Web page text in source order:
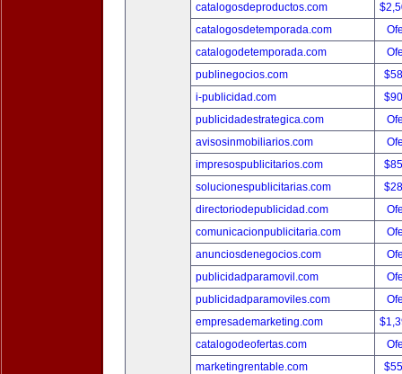
catalogosdeproductos.com
catalogosdetemporada.com
catalogodetemporada.com
publinegocios.com
i-publicidad.com
publicidadestrategica.com
avisosinmobiliarios.com
impresospublicitarios.com
solucionespublicitarias.com
directoriodepublicidad.com
comunicacionpublicitaria.com
anunciosdenegocios.com
publicidadparamovil.com
publicidadparamoviles.com
empresademarketing.com
catalogodeofertas.com
marketingrentable.com